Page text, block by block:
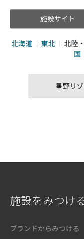
施設サイト
北海道 ｜ 東北 ｜ 北陸
国
星野リ
施設をみつけ
ブランドからみつける